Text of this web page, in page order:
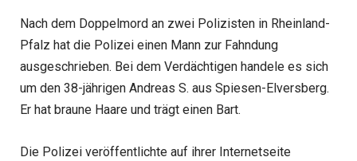
Nach dem Doppelmord an zwei Polizisten in Rheinland-
Pfalz hat die Polizei einen Mann zur Fahndung
ausgeschrieben. Bei dem Verdächtigen handele es sich
um den 38-jährigen Andreas S. aus Spiesen-Elversberg.
Er hat braune Haare und trägt einen Bart.
Die Polizei veröffentlichte auf ihrer Internetseite